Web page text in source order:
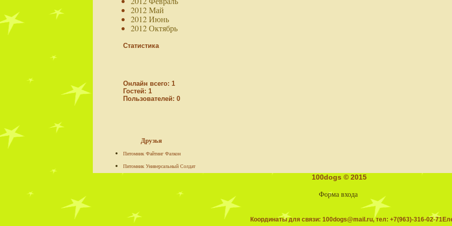
2012 Май
2012 Июнь
2012 Октябрь
Статистика
Онлайн всего: 1
Гостей: 1
Пользователей: 0
Друзья
Питомник Файтинг Фалкон
Питомник Универсальный Солдат
100dogs © 2015
Форма входа
Координаты для связи: 100dogs@mail.ru, тел: +7(963)-316-02-